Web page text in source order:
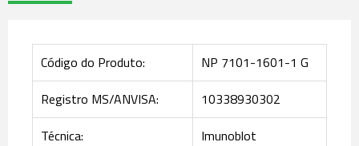
Código do Produto:
NP 7101-1601-1 G
Registro MS/ANVISA:
10338930302
Técnica:
Imunoblot